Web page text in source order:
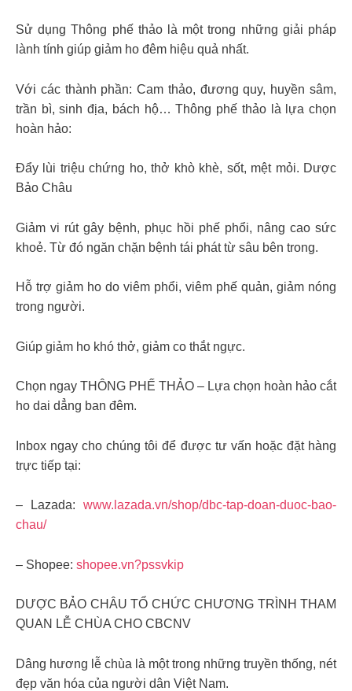
Sử dụng Thông phế thảo là một trong những giải pháp
lành tính giúp giảm ho đêm hiệu quả nhất.
Với các thành phần: Cam thảo, đương quy, huyền sâm,
trần bì, sinh địa, bách hộ… Thông phế thảo là lựa chọn
hoàn hảo:
Đẩy lùi triệu chứng ho, thở khò khè, sốt, mệt mỏi. Dược
Bảo Châu
Giảm vi rút gây bệnh, phục hồi phế phổi, nâng cao sức
khoẻ. Từ đó ngăn chặn bệnh tái phát từ sâu bên trong.
Hỗ trợ giảm ho do viêm phổi, viêm phế quản, giảm nóng
trong người.
Giúp giảm ho khó thở, giảm co thắt ngực.
Chọn ngay THÔNG PHẾ THẢO – Lựa chọn hoàn hảo cắt
ho dai dẳng ban đêm.
Inbox ngay cho chúng tôi để được tư vấn hoặc đặt hàng
trực tiếp tại:
– Lazada: www.lazada.vn/shop/dbc-tap-doan-duoc-bao-
chau/
– Shopee: shopee.vn?pssvkip
DƯỢC BẢO CHÂU TỔ CHỨC CHƯƠNG TRÌNH THAM
QUAN LỄ CHÙA CHO CBCNV
Dâng hương lễ chùa là một trong những truyền thống, nét
đẹp văn hóa của người dân Việt Nam.